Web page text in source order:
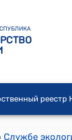
реестр